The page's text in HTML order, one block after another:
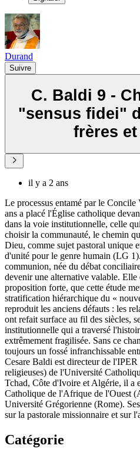
Durand
Suivre
C. Baldi 9 -
"sensus fidei"
frères
il y a 2 ans
Le processus entamé par le
ans a placé l'Église catholique
dans la voie institutionnelle, celle
choisir la communauté, le chemin
Dieu, comme sujet pastoral unique
d'unité pour le genre humain (LG
communion, née du débat
devenir une alternative valable. Elle
proposition forte, que cette étude
stratification hiérarchique du «
reproduit les anciens défauts : les
ont refait surface au fil des siècles,
institutionnelle qui a traversé
extrêmement fragilisée. Sans ce
toujours un fossé infranchissable
Cesare Baldi est directeur de
religieuses) de l'Université
Tchad, Côte d'Ivoire et Algérie, il a
Catholique de l'Afrique de l'Ouest
Université Grégorienne (Rome).
sur la pastorale missionnaire et sur
Catégorie